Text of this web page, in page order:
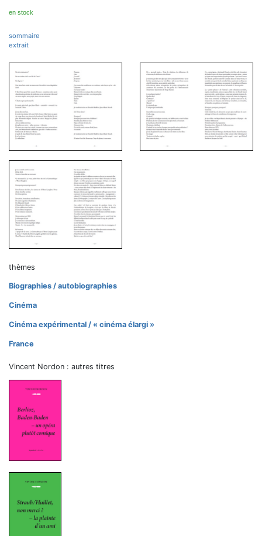
en stock
sommaire
extrait
thèmes
Biographies / autobiographies
Cinéma
Cinéma expérimental / « cinéma élargi »
France
Vincent Nordon : autres titres